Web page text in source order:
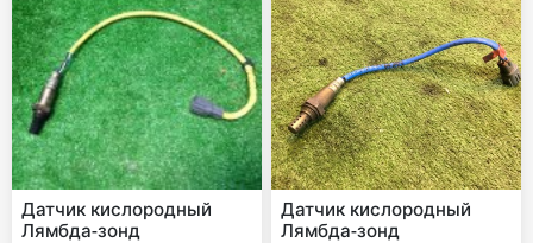
Датчик кислородный
Лямбда-зонд
Датчик кислородный
Лямбда-зонд